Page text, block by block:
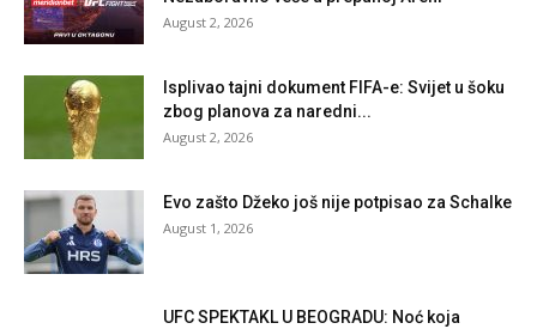
August 2, 2026
Isplivao tajni dokument FIFA-e: Svijet u šoku
zbog planova za naredni...
August 2, 2026
Evo zašto Džeko još nije potpisao za Schalke
August 1, 2026
UFC SPEKTAKL U BEOGRADU: Noć koja